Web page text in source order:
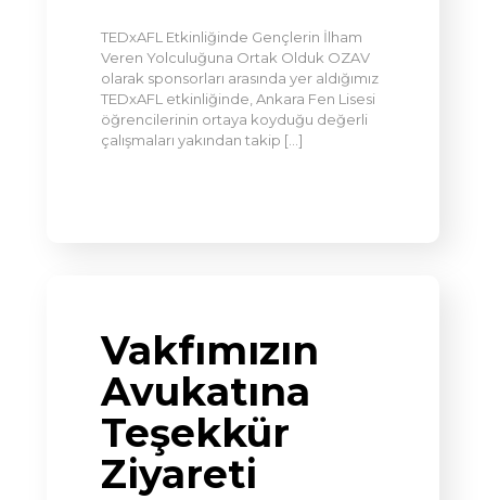
TEDxAFL Etkinliğinde Gençlerin İlham
Veren Yolculuğuna Ortak Olduk OZAV
olarak sponsorları arasında yer aldığımız
TEDxAFL etkinliğinde, Ankara Fen Lisesi
öğrencilerinin ortaya koyduğu değerli
çalışmaları yakından takip […]
Vakfımızın
Avukatına
Teşekkür
Ziyareti